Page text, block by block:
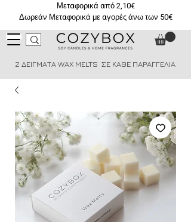
Μεταφορικά από 2,10€
Δωρεάν Μεταφορικά με αγορές άνω των 50€
2 ΔΕΙΓΜΑΤΑ WAX MELTS ΣΕ ΚΑΘΕ ΠΑΡΑΓΓΕΛΙΑ